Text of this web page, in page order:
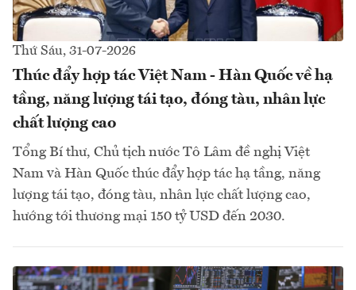
Thứ Sáu, 31-07-2026
Thúc đẩy hợp tác Việt Nam - Hàn Quốc về hạ
tầng, năng lượng tái tạo, đóng tàu, nhân lực
chất lượng cao
Tổng Bí thư, Chủ tịch nước Tô Lâm đề nghị Việt
Nam và Hàn Quốc thúc đẩy hợp tác hạ tầng, năng
lượng tái tạo, đóng tàu, nhân lực chất lượng cao,
hướng tới thương mại 150 tỷ USD đến 2030.